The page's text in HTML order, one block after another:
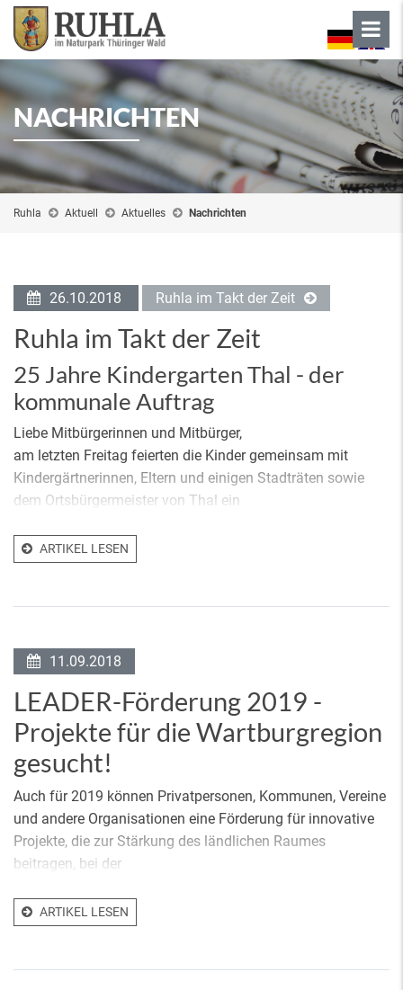
NACHRICHTEN
Ruhla Aktuell Aktuelles Nachrichten
26.10.2018 Ruhla im Takt der Zeit
Ruhla im Takt der Zeit
25 Jahre Kindergarten Thal - der
kommunale Auftrag
Liebe Mitbürgerinnen und Mitbürger,
am letzten Freitag feierten die Kinder gemeinsam mit
Kindergärtnerinnen, Eltern und einigen Stadträten sowie
dem Ortsbürgermeister von Thal ein
ARTIKEL LESEN
11.09.2018
LEADER-Förderung 2019 -
Projekte für die Wartburgregion
gesucht!
Auch für 2019 können Privatpersonen, Kommunen, Vereine
und andere Organisationen eine Förderung für innovative
Projekte, die zur Stärkung des ländlichen Raumes
beitragen, bei der
ARTIKEL LESEN